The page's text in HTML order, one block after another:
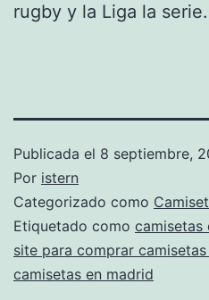
rugby y la Liga la serie.
Publicada el 8 septiembre,
Por istern
Categorizado como
Etiquetado como camisetas
site para comprar
camisetas en madrid